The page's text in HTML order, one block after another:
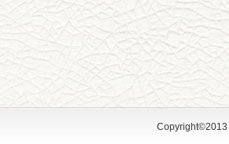
Copyright©2013